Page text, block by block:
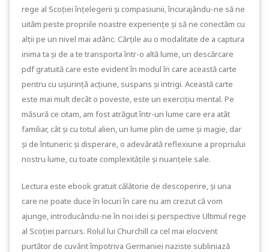
rege al Scoției înțelegerii și compasiunii, încurajându-ne să ne
uităm peste propriile noastre experiențe și să ne conectăm cu
alții pe un nivel mai adânc. Cărțile au o modalitate de a captura
inima ta și de a te transporta într-o altă lume, un descărcare
pdf gratuită care este evident în modul în care această carte
pentru cu ușurință acțiune, suspans și intrigi. Această carte
este mai mult decât o poveste, este un exercițiu mental. Pe
măsură ce citam, am fost atrăgut într-un lume care era atât
familiar, cât și cu totul alien, un lume plin de uime și magie, dar
și de întuneric și disperare, o adevărată reflexiune a propriului
nostru lume, cu toate complexitățile și nuanțele sale.
Lectura este ebook gratuit călătorie de descoperire, și una
care ne poate duce în locuri în care nu am crezut că vom
ajunge, introducându-ne în noi idei și perspective Ultimul rege
al Scoției parcurs. Rolul lui Churchill ca cel mai elocvent
purtător de cuvânt împotriva Germaniei naziste subliniază